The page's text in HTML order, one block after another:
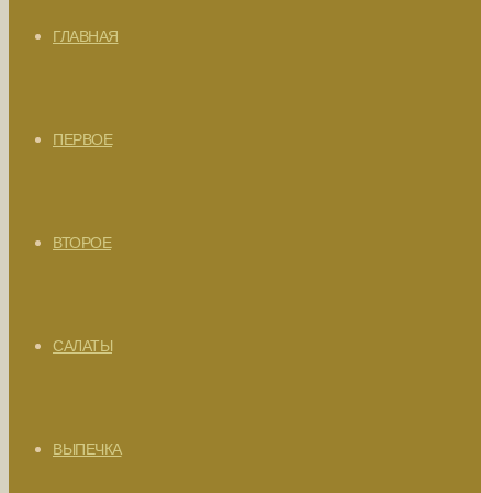
ГЛАВНАЯ
ПЕРВОЕ
ВТОРОЕ
САЛАТЫ
ВЫПЕЧКА